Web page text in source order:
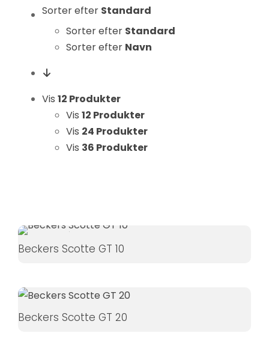
Sorter efter Standard
Sorter efter Standard
Sorter efter Navn
Vis 12 Produkter
Vis 12 Produkter
Vis 24 Produkter
Vis 36 Produkter
Beckers Scotte GT 10
Beckers Scotte GT 20
for at
kan fungere.
Statistikker
For at vi kan
forbedre
hjemmesidens
funktionalitet
Oplevelse
skal fungere
muligt under